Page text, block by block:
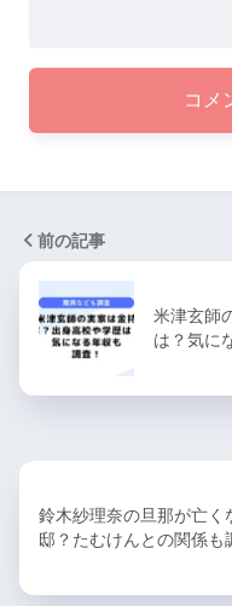
前の記事
米津玄師
は？気に
鈴木紗理奈の旦那が亡く
邸？たむけんとの関係